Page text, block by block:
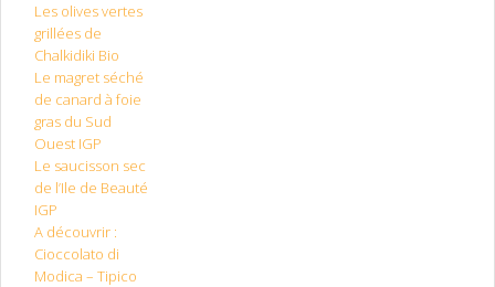
Les olives vertes
grillées de
Chalkidiki Bio
Le magret séché
de canard à foie
gras du Sud
Ouest IGP
Le saucisson sec
de l’Ile de Beauté
IGP
A découvrir :
Cioccolato di
Modica – Tipico